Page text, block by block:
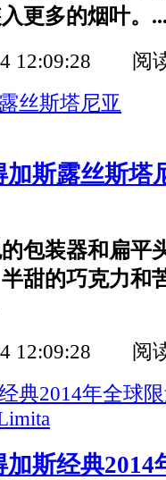
更多的烟叶。
12:09:28 阅
斯露丝斯塔
包装器和扁平
甜的巧克力和
12:09:28 阅
斯经典2014